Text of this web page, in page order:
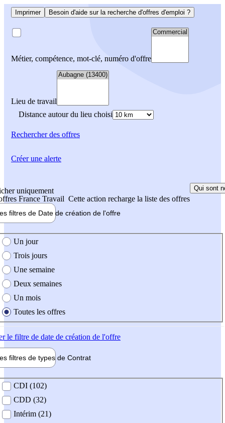
Imprimer Besoin d'aide sur la recherche d'offres d'emploi ?
Métier, compétence, mot-clé, numéro d'offre
Lieu de travail
Distance autour du lieu choisi
Rechercherdes offres
uniquement
France Travail Cette action recharge la liste des offres
Qui sont
filtres de Date de création de l'offre
création de l'offre
Un jour
Trois jours
Une semaine
Deux semaines
Un mois
Toutes les offres
le filtre de date de création de l'offre
filtres de types de Contrat
contrat
CDI (102)
CDD (32)
Intérim (21)
Créer une alerte